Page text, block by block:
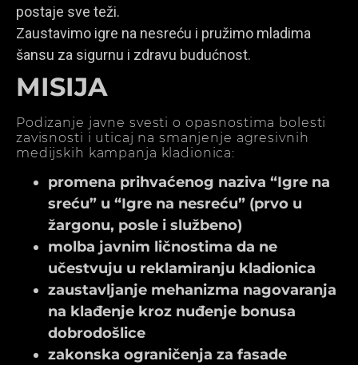
postaje sve teži.
Zaustavimo igre na nesreću i pružimo mladima
šansu za sigurnu i zdravu budućnost.
MISIJA
Podizanje javne svesti o opasnostima bolesti
zavisnosti i uticaj na smanjenje agresivnih
medijskih kampanja kladionica:
promena prihvaćenog naziva “Igre na
sreću” u “Igre na nesreću” (prvo u
žargonu, posle i službeno)
molba javnim ličnostima da ne
učestvuju u reklamiranju kladionica
zaustavljanje mehanizma nagovaranja
na klađenje kroz nuđenje bonusa
dobrodošlice
zakonska ograničenja za fasade